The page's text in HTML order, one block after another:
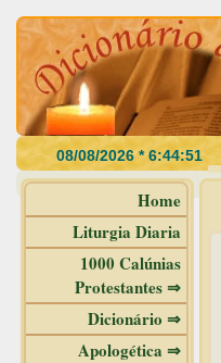
Home
Liturgia Diaria
1000 Calúnias
Protestantes ⇒
Dicionário ⇒
Apologética ⇒